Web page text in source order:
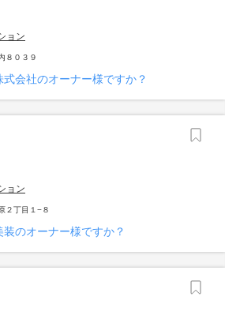
ョン
８０３９
式会社のオーナー様ですか？
ョン
２丁目１−８
装のオーナー様ですか？